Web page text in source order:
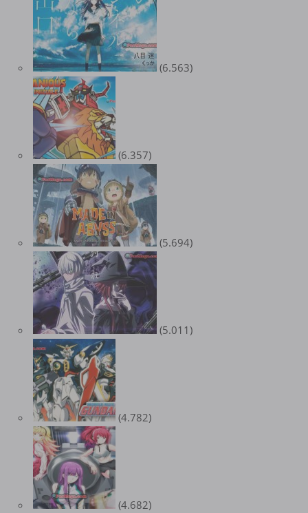
(6.563)
(6.357)
(5.694)
(5.011)
(4.782)
(4.682)